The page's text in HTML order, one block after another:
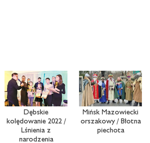
Dębskie
kolędowanie 2022 /
Lśnienia z
narodzenia
Mińsk Mazowiecki
orszakowy / Błotna
piechota